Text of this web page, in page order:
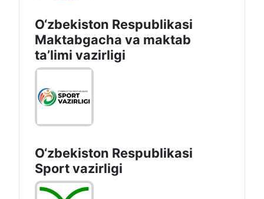
O‘zbekiston Respublikasi
Maktabgacha va maktab
taʼlimi vazirligi
O‘zbekiston Respublikasi
Sport vazirligi